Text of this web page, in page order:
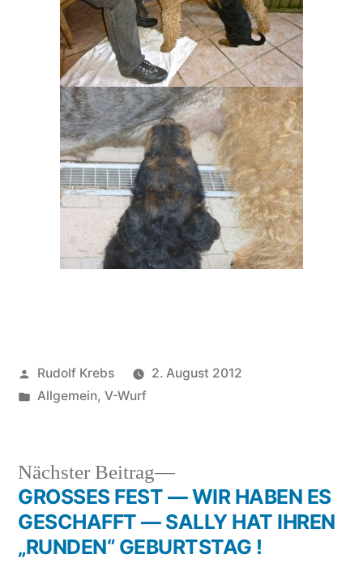
Veröffentlicht
von
Rudolf Krebs
2. August 2012
Veröffentlicht
Allgemein, V-Wurf
Beitragsnavigation
Nächster Beitrag
Nächster
Beitrag:
GROSSES FEST — WIR HABEN ES
GESCHAFFT — SALLY HAT IHREN
„RUNDEN“ GEBURTSTAG !